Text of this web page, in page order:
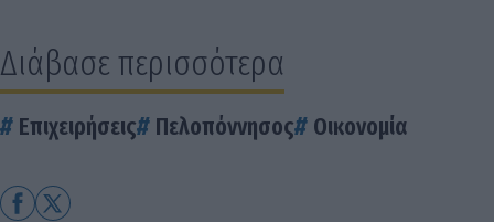
Διάβασε περισσότερα
Επιχειρήσεις Πελοπόννησος Οικονομία